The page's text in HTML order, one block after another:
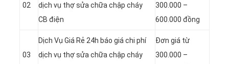
02
dịch vụ thợ sửa chữa chập cháy
CB điện
300.000 –
600.000 đồng
03
Dịch Vụ Giá Rẻ 24h báo giá chi phí
dịch vụ thợ sửa chữa chập cháy
Đơn giá từ
300.000 –